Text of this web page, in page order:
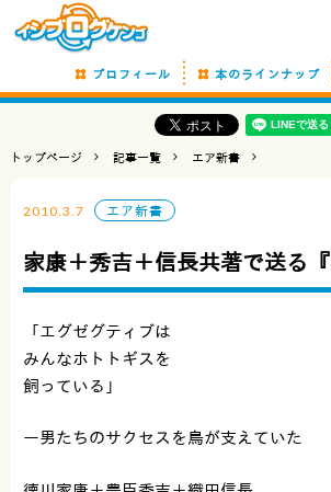
プロフィール 本のラインナップ
トップページ 記事一覧 エア新書
2010.3.7 エア新書
家康＋秀吉＋信長共著で送る『
「エグゼグティブは
みんなホトトギスを
飼っている」
ー男たちのサクセスを鳥が支えていた